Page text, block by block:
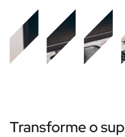
Transforme o